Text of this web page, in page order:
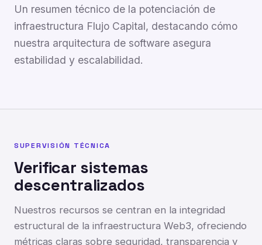
Un resumen técnico de la potenciación de
infraestructura Flujo Capital, destacando cómo
nuestra arquitectura de software asegura
estabilidad y escalabilidad.
SUPERVISIÓN TÉCNICA
Verificar sistemas
descentralizados
Nuestros recursos se centran en la integridad
estructural de la infraestructura Web3, ofreciendo
métricas claras sobre seguridad, transparencia y